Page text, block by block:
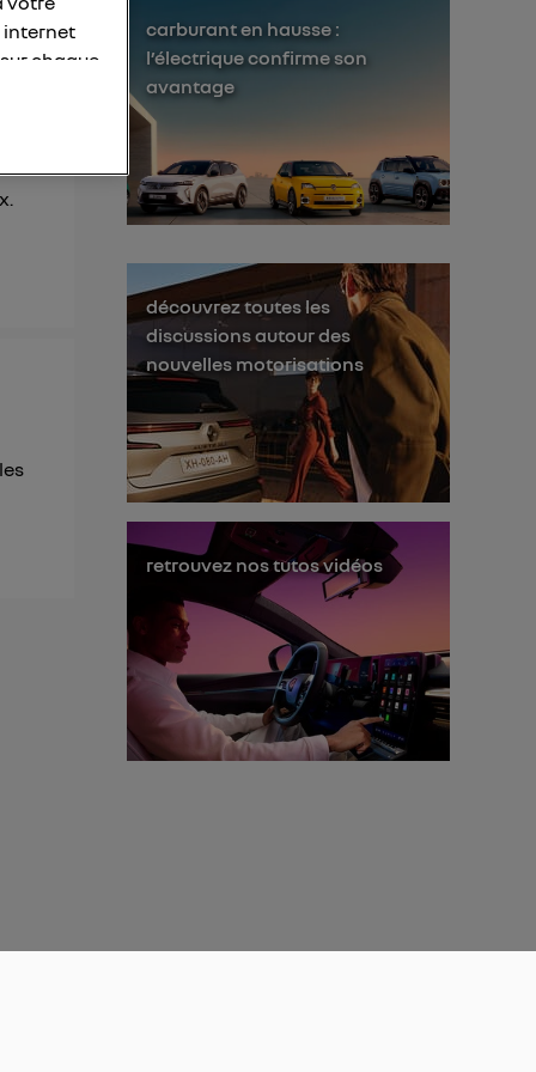
carburant en hausse :
l’électrique confirme son
avantage
découvrez toutes les
discussions autour des
nouvelles motorisations
retrouvez nos tutos vidéos
internet
chaque
adresse